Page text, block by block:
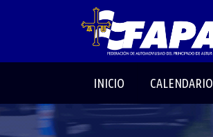
INICIO CALENDARIO